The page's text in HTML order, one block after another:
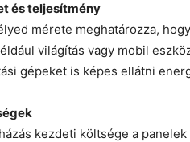
és teljesítmény
mérete meghatározza,
világítás vagy mobil
gépeket is képes ellátni
kezdeti költsége a